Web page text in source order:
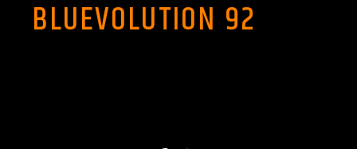
BLUEVOLUTION 92